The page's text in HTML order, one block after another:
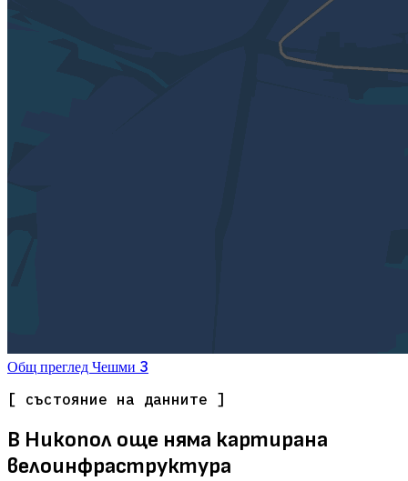
Общ преглед Чешми 3
[ състояние на данните ]
В Никопол още няма картирана
велоинфраструктура